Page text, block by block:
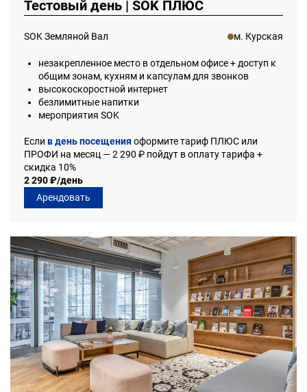
Тестовый день | SOK ПЛЮС
SOK Земляной Вал м. Курская
незакрепленное место в отдельном офисе + доступ к
общим зонам, кухням и капсулам для звонков
высокоскоростной интернет
безлимитные напитки
мероприятия SOK
Если в день посещения оформите тариф ПЛЮС или
ПРОФИ на месяц — 2 290 ₽ пойдут в оплату тарифа +
скидка 10%
2 290 ₽/день
Арендовать